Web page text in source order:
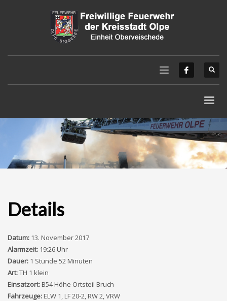
Details
Datum: 13. November 2017
Alarmzeit: 19:26 Uhr
Dauer: 1 Stunde 52 Minuten
Art:TH 1 klein
Einsatzort:B54 Höhe Ortsteil Bruch
Fahrzeuge:ELW 1, LF 20-2, RW 2, VRW